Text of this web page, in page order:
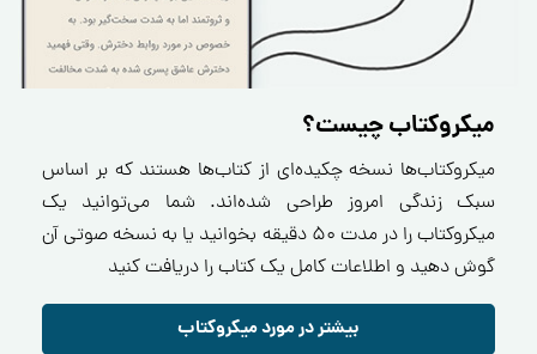
میکروکتاب چیست؟
میکروکتاب‌ها نسخه چکیده‌ای از کتاب‌ها هستند که بر اساس
سبک زندگی امروز طراحی شده‌اند. شما می‌توانید یک
میکروکتاب را در مدت ۵۰ دقیقه بخوانید یا به نسخه صوتی آن
گوش دهید و اطلاعات کامل یک کتاب را دریافت کنید
بیشتر در مورد میکروکتاب